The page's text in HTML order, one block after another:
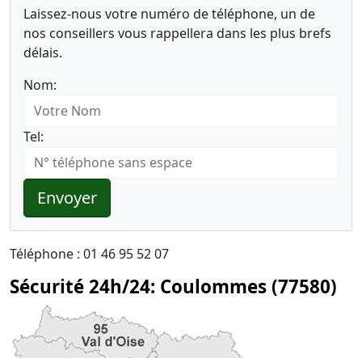
Laissez-nous votre numéro de téléphone, un de
nos conseillers vous rappellera dans les plus brefs
délais.
Nom:
Tel:
Envoyer
Téléphone : 01 46 95 52 07
Sécurité 24h/24: Coulommes (77580)